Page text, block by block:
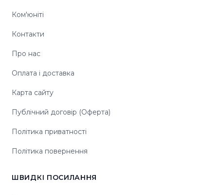
Ком'юніті
Контакти
Про нас
Оплата і доставка
Карта сайту
Публічний договір (Оферта)
Політика приватності
Політика повернення
ШВИДКІ ПОСИЛАННЯ